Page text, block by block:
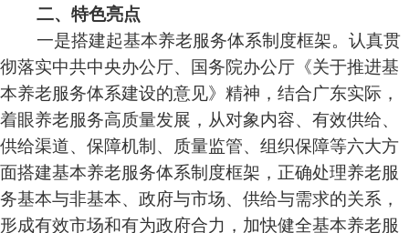
二、特色亮点
一是搭建起基本养老服务体系制度框架。认真贯
彻落实中共中央办公厅、国务院办公厅《关于推进基
本养老服务体系建设的意见》精神，结合广东实际，
着眼养老服务高质量发展，从对象内容、有效供给、
供给渠道、保障机制、质量监管、组织保障等六大方
面搭建基本养老服务体系制度框架，正确处理养老服
务基本与非基本、政府与市场、供给与需求的关系，
形成有效市场和有为政府合力，加快健全基本养老服